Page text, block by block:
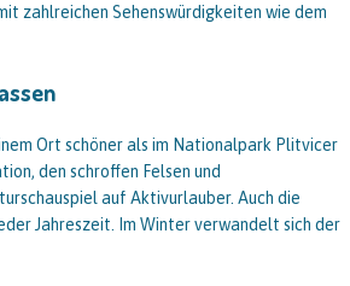
zahlreichen Sehenswürdigkeiten wie dem
Ort schöner als im Nationalpark Plitvicer
den schroffen Felsen und
auf Aktivurlauber. Auch die
Jahreszeit. Im Winter verwandelt sich der